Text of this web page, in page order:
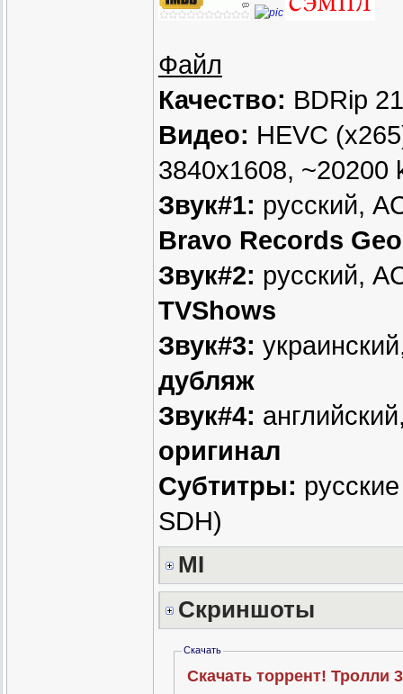
Файл
Качество: BDRip
Видео: HEVC
3840x1608, ~20200
Звук#1: русский,
Bravo Records
Звук#2: русский,
TVShows
Звук#3:
дубляж
Звук#4:
оригинал
Субтитры:
SDH)
MI
Скриншоты
Скачать
Скачать торрент! Тролли